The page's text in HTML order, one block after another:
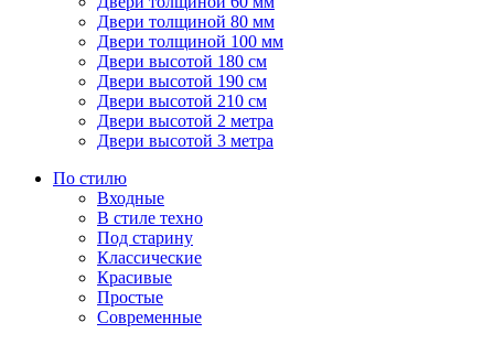
Двери толщиной 80 мм
Двери толщиной 100 мм
Двери высотой 180 см
Двери высотой 190 см
Двери высотой 210 см
Двери высотой 2 метра
Двери высотой 3 метра
По стилю
Входные
В стиле техно
Под старину
Классические
Красивые
Простые
Современные